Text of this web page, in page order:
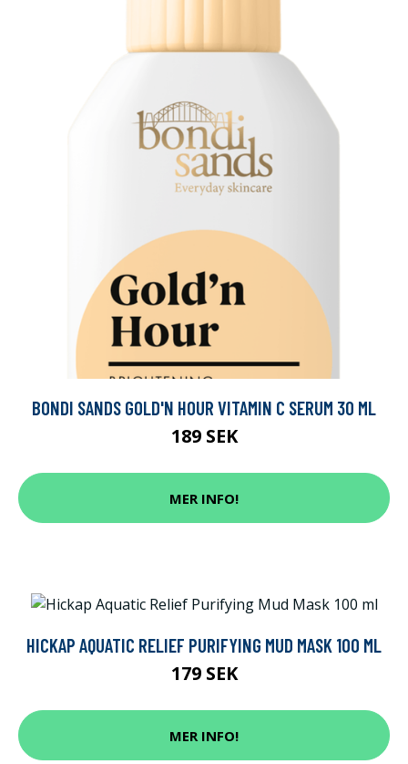
BONDI SANDS GOLD'N HOUR VITAMIN C SERUM 30 ML
189 SEK
MER INFO!
HICKAP AQUATIC RELIEF PURIFYING MUD MASK 100 ML
179 SEK
MER INFO!